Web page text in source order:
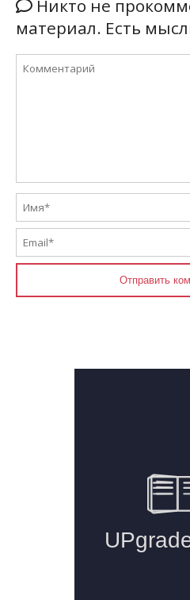
Никто не
материал. Есть